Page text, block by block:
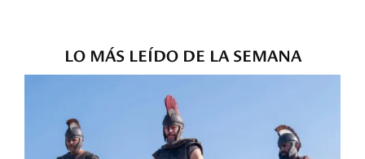
LO MÁS LEÍDO DE LA SEMANA